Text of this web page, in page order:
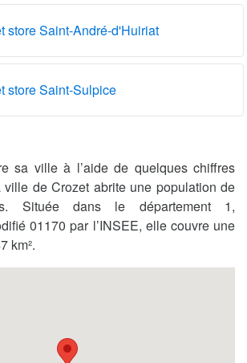
store Saint-André-d'Huiriat
store Saint-Sulpice
sa ville à l’aide de quelques chiffres
de Crozet abrite une population de
Située dans le département 1,
01170 par l’INSEE, elle couvre une
km².